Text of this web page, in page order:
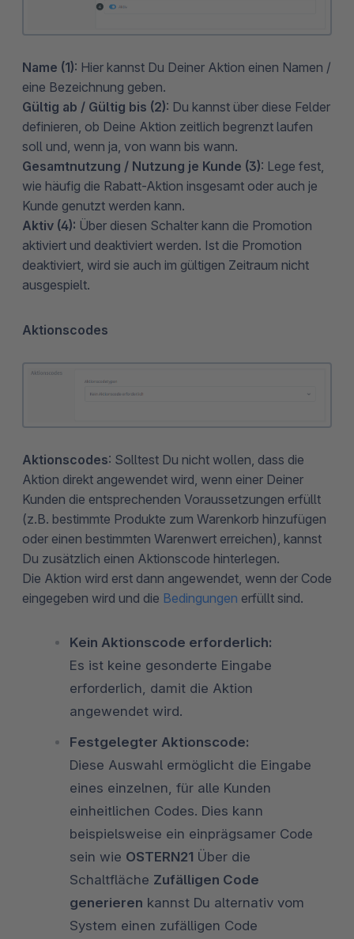
Name (1): Hier kannst Du Deiner Aktion einen Namen /
eine Bezeichnung geben.
Gültig ab / Gültig bis (2): Du kannst über diese Felder
definieren, ob Deine Aktion zeitlich begrenzt laufen
soll und, wenn ja, von wann bis wann.
Gesamtnutzung / Nutzung je Kunde (3): Lege fest,
wie häufig die Rabatt-Aktion insgesamt oder auch je
Kunde genutzt werden kann.
Aktiv (4): Über diesen Schalter kann die Promotion
aktiviert und deaktiviert werden. Ist die Promotion
deaktiviert, wird sie auch im gültigen Zeitraum nicht
ausgespielt.
Aktionscodes
Aktionscodes: Solltest Du nicht wollen, dass die
Aktion direkt angewendet wird, wenn einer Deiner
Kunden die entsprechenden Voraussetzungen erfüllt
(z.B. bestimmte Produkte zum Warenkorb hinzufügen
oder einen bestimmten Warenwert erreichen), kannst
Du zusätzlich einen Aktionscode hinterlegen.
Die Aktion wird erst dann angewendet, wenn der Code
eingegeben wird und die Bedingungen erfüllt sind.
Kein Aktionscode erforderlich:
Es ist keine gesonderte Eingabe
erforderlich, damit die Aktion
angewendet wird.
Festgelegter Aktionscode:
Diese Auswahl ermöglicht die Eingabe
eines einzelnen, für alle Kunden
einheitlichen Codes. Dies kann
beispielsweise ein einprägsamer Code
sein wie OSTERN21 Über die
Schaltfläche Zufälligen Code
generieren kannst Du alternativ vom
System einen zufälligen Code